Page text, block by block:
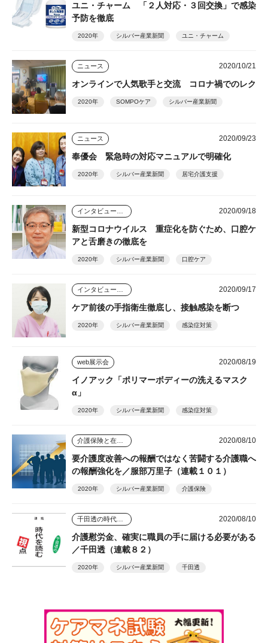
ユニ・チャーム 「２人対応・３回交換」で感染
予防を徹底
2020年 シルバー産業新聞 ユニ・チャーム
ニュース 2020/10/21
オンラインで人気歌手と交流 コロナ禍でのレク
2020年 SOMPOケア シルバー産業新聞
ニュース 2020/09/23
奉優会 緊急時の対応マニュアルで明確化
2020年 シルバー産業新聞 居宅介護支援
2020/09/18
新型コロナウイルス 重症化を防ぐため、口腔ケ
アと舌磨きの徹底を
2020年 シルバー産業新聞 口腔ケア
2020/09/17
ケア前後の手指衛生徹底し、接触感染を断つ
2020年 シルバー産業新聞 感染症対策
web展示会 2020/08/19
イノアック「ポリマーボディーの洗えるマスク
α」
2020年 シルバー産業新聞 感染症対策
2020/08/10
要介護度改善への報酬ではなく苦闘する介護職へ
の報酬強化を／服部万里子（連載１０１）
2020年 シルバー産業新聞 介護保険
2020/08/10
介護慰労金、確実に職員の手に届ける必要がある
／千田透（連載８２）
2020年 シルバー産業新聞 千田透